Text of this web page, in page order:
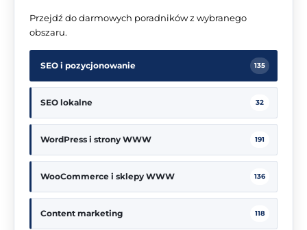
Przejdź do darmowych poradników z wybranego
obszaru.
SEO i pozycjonowanie 135
SEO lokalne 32
WordPress i strony WWW 191
WooCommerce i sklepy WWW 136
Content marketing 118